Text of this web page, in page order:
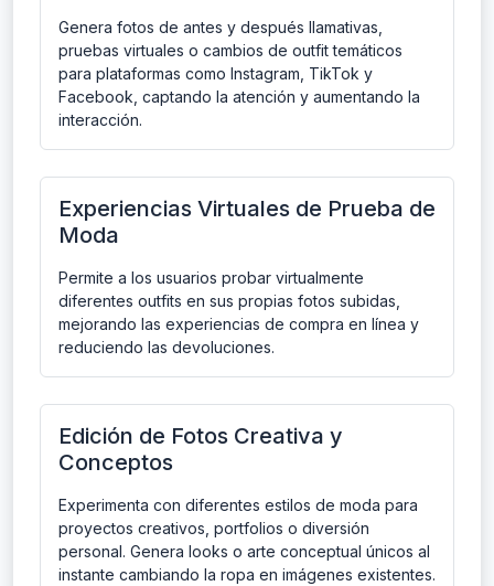
Genera fotos de antes y después llamativas,
pruebas virtuales o cambios de outfit temáticos
para plataformas como Instagram, TikTok y
Facebook, captando la atención y aumentando la
interacción.
Experiencias Virtuales de Prueba de
Moda
Permite a los usuarios probar virtualmente
diferentes outfits en sus propias fotos subidas,
mejorando las experiencias de compra en línea y
reduciendo las devoluciones.
Edición de Fotos Creativa y
Conceptos
Experimenta con diferentes estilos de moda para
proyectos creativos, portfolios o diversión
personal. Genera looks o arte conceptual únicos al
instante cambiando la ropa en imágenes existentes.